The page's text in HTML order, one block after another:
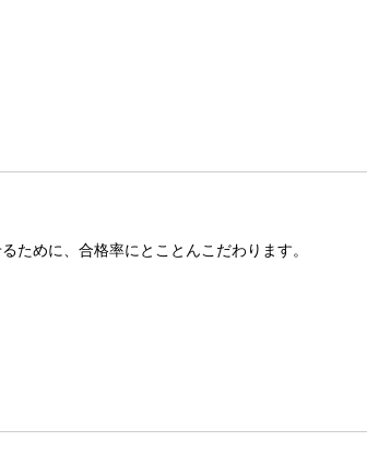
ために、合格率にとことんこだわります。